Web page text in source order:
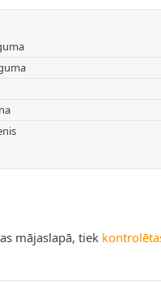
mājaslapā, tiek